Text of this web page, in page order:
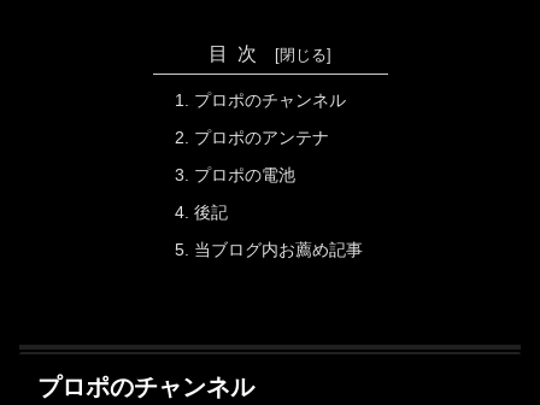
目次
プロポのチャンネル
プロポのアンテナ
プロポの電池
後記
当ブログ内お薦め記事
プロポのチャンネル